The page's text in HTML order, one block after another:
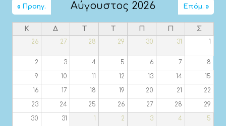
Αύγουστος 2026
« Προηγ. Επόμ. »
Κ Δ Τ Τ Π Π Σ
26 27 28 29 30 31 1
2 3 4 5 6 7 8
9 10 11 12 13 14 15
16 17 18 19 20 21 22
23 24 25 26 27 28 29
30 31 1 2 3 4 5